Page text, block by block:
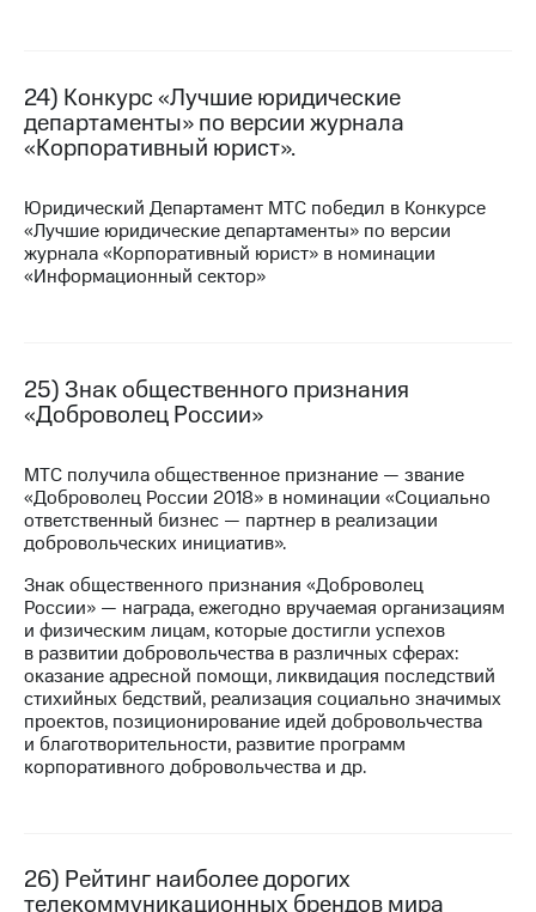
24) Конкурс «Лучшие юридические
департаменты» по версии журнала
«Корпоративный юрист».
Юридический Департамент МТС победил в Конкурсе
«Лучшие юридические департаменты» по версии
журнала «Корпоративный юрист» в номинации
«Информационный сектор»
25) Знак общественного признания
«Доброволец России»
МТС получила общественное признание — звание
«Доброволец России 2018» в номинации «Социально
ответственный бизнес — партнер в реализации
добровольческих инициатив».
Знак общественного признания «Доброволец
России» — награда, ежегодно вручаемая организациям
и физическим лицам, которые достигли успехов
в развитии добровольчества в различных сферах:
оказание адресной помощи, ликвидация последствий
стихийных бедствий, реализация социально значимых
проектов, позиционирование идей добровольчества
и благотворительности, развитие программ
корпоративного добровольчества и др.
26) Рейтинг наиболее дорогих